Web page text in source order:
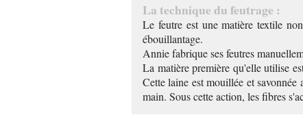
La technique du feutrage :
Le feutre est une matière textile
ébouillantage.
Annie fabrique ses feutres
La matière première qu'elle utilise
Cette laine est mouillée et savonnée
main. Sous cette action, les fibres